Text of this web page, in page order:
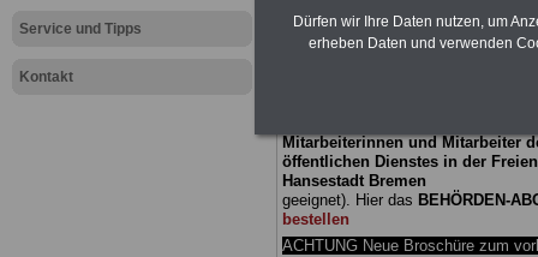
Service und Tipps
Kontakt
25,00 Euro: Wissenswertes für
und Beamte,
Mitarbeiterinnen und Mitarbeiter
öffentlichen Dienstes in der
Hansestadt Bremen
geeignet). Hier das BEHÖRDEN-
bestellen
ACHTUNG Neue Broschüre zum
Dürfen wir Ihre Daten nutzen, um
erheben Daten und verwenden